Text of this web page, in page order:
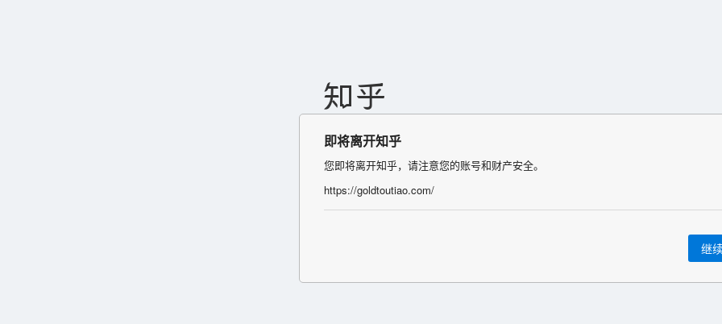
即将离开知乎
您即将离开知乎，请注意您的账号和财产安全。
https://goldtoutiao.com/
继